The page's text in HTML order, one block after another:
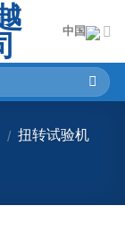
中国
/ 扭转试验机